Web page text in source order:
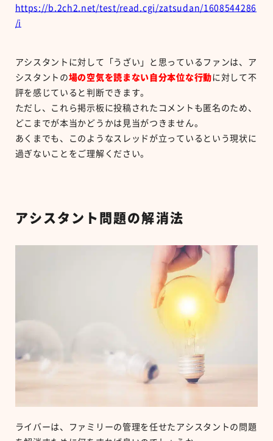
https://b.2ch2.net/test/read.cgi/zatsudan/1608544286
/i
アシスタントに対して「うざい」と思っているファンは、ア
シスタントの場の空気を読まない自分本位な行動に対して不
評を感じていると判断できます。
ただし、これら掲示板に投稿されたコメントも匿名のため、
どこまでが本当かどうかは見当がつきません。
あくまでも、このようなスレッドが立っているという現状に
過ぎないことをご理解ください。
アシスタント問題の解消法
ライバーは、ファミリーの管理を任せたアシスタントの問題